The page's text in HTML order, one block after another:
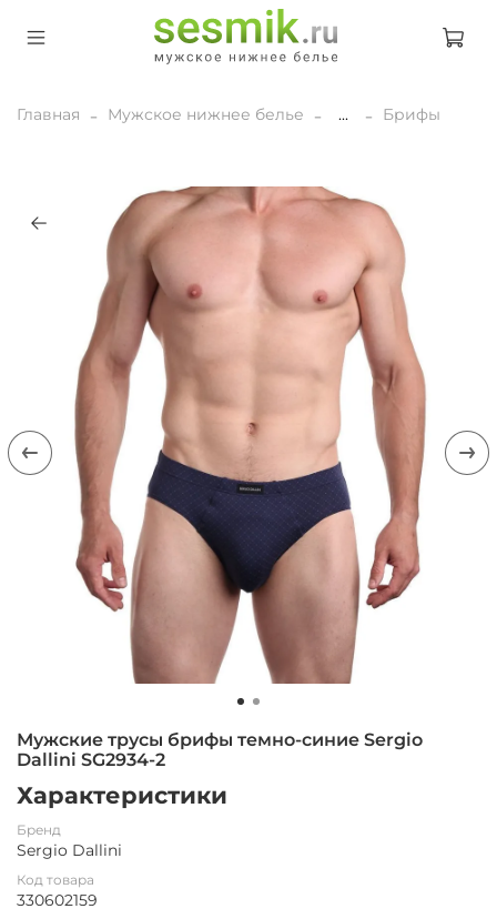
Главная Мужское нижнее белье ... Брифы
Мужские трусы брифы темно-синие Sergio
Dallini SG2934-2
Характеристики
Бренд
Sergio Dallini
Код товара
330602159